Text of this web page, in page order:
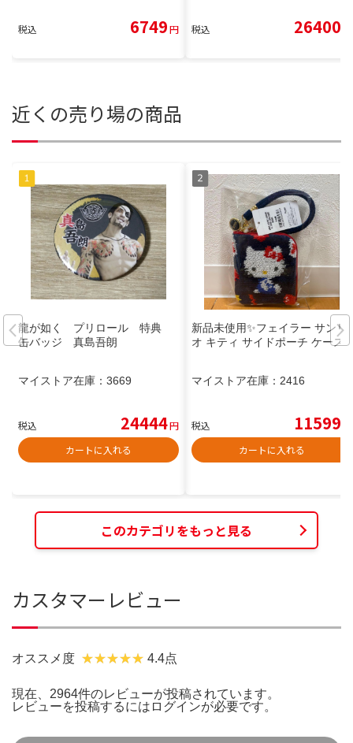
税込 6749円 税込 26400
近くの売り場の商品
龍が如く プリロール 特典
缶バッジ 真島吾朗
マイストア在庫： 3669
税込 24444円
カートに入れる
新品未使用✨️フェイラー サンリ
オ キティ サイドポーチ ケース
マイストア在庫： 2416
税込 11599
カートに入れる
このカテゴリをもっと見る
カスタマーレビュー
オススメ度 4.4点
現在、2964件のレビューが投稿されています。
レビューを投稿するには ログインが必要です。